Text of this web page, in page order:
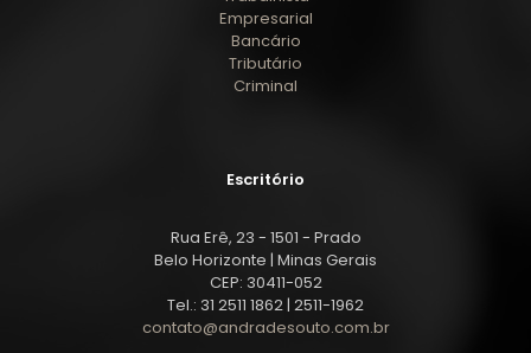
Empresarial
Bancário
Tributário
Criminal
Escritório
Rua Erê, 23 - 1501 - Prado
Belo Horizonte | Minas Gerais
CEP: 30411-052
Tel.: 31 2511 1862 | 2511-1962
contato@andradesouto.com.br